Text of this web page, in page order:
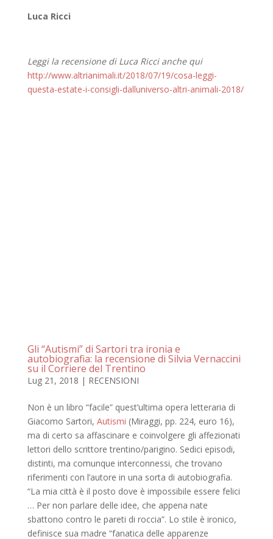
Luca Ricci
Leggi la recensione di Luca Ricci anche qui
http://www.altrianimali.it/2018/07/19/cosa-leggi-
questa-estate-i-consigli-dalluniverso-altri-animali-2018/
Gli “Autismi” di Sartori tra ironia e
autobiografia: la recensione di Silvia Vernaccini
su il Corriere del Trentino
Lug 21, 2018 | RECENSIONI
Non è un libro “facile” quest’ultima opera letteraria di
Giacomo Sartori, Autismi (Miraggi, pp. 224, euro 16),
ma di certo sa affascinare e coinvolgere gli affezionati
lettori dello scrittore trentino/parigino. Sedici episodi,
distinti, ma comunque interconnessi, che trovano
riferimenti con l’autore in una sorta di autobiografia.
“La mia città è il posto dove è impossibile essere felici
… Per non parlare delle idee, che appena nate
sbattono contro le pareti di roccia”. Lo stile è ironico,
definisce sua madre “fanatica delle apparenze